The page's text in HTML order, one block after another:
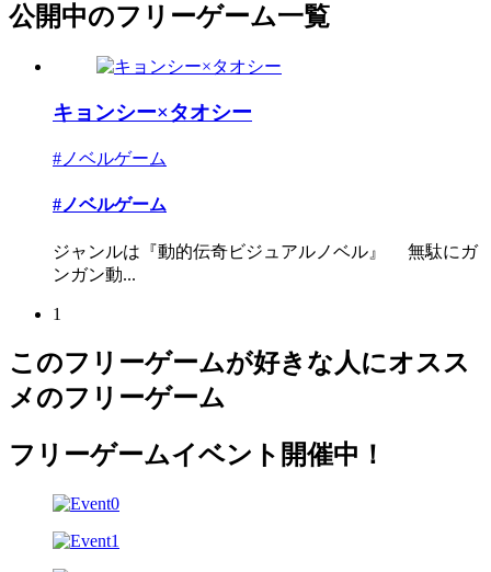
公開中のフリーゲーム一覧
キョンシー×タオシー
#ノベルゲーム
#ノベルゲーム
ジャンルは『動的伝奇ビジュアルノベル』 無駄にガ
ンガン動...
1
このフリーゲームが好きな人にオスス
メのフリーゲーム
フリーゲームイベント開催中！